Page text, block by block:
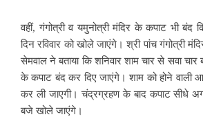
वहीं, गंगोत्री व यमुनोत्री मंदिर के कपाट भी
दिन रविवार को खोले जाएंगे। श्री पांच गंगोत्री
सेमवाल ने बताया कि शनिवार शाम चार से सवा चार
के कपाट बंद कर दिए जाएंगे। शाम को होने वाली
कर ली जाएगी। चंद्रग्रहण के बाद कपाट सीधे
बजे खोले जाएंगे।